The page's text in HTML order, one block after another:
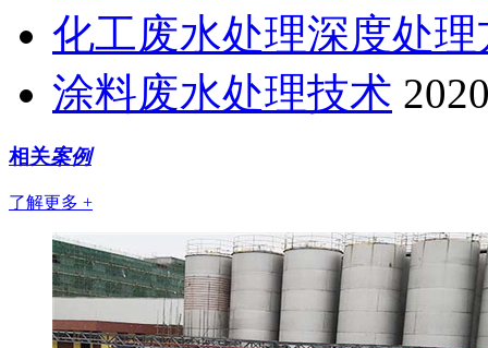
化工废水处理深度处理
涂料废水处理技术
相关案例
了解更多 +